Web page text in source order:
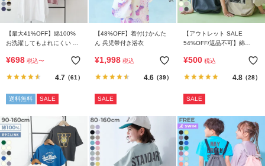
作
か
ら
探
す
特
集
か
【最大41%OFF】綿100%
お洗濯してもよれにくい 無
長袖Tシャツ
¥698 税込〜
4.7（61）
送料無料 SALE
【48%OFF】着付けかんた
ん 兵児帯付き浴衣
¥1,998 税込
4.6（39）
SALE
【アウトレット SALE
54%OFF/返品不可】綿
BIGシルエット プリント半
¥500 税込
4.8（28）
SALE